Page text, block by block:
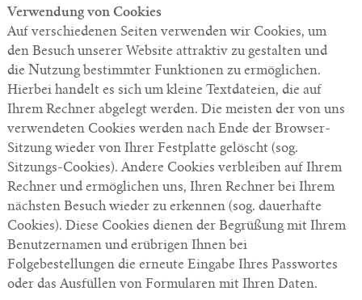
Verwendung von Cookies
Auf verschiedenen Seiten verwenden wir Cookies, um
den Besuch unserer Website attraktiv zu gestalten und
die Nutzung bestimmter Funktionen zu ermöglichen.
Hierbei handelt es sich um kleine Textdateien, die auf
Ihrem Rechner abgelegt werden. Die meisten der von uns
verwendeten Cookies werden nach Ende der Browser-
Sitzung wieder von Ihrer Festplatte gelöscht (sog.
Sitzungs-Cookies). Andere Cookies verbleiben auf Ihrem
Rechner und ermöglichen uns, Ihren Rechner bei Ihrem
nächsten Besuch wieder zu erkennen (sog. dauerhafte
Cookies). Diese Cookies dienen der Begrüßung mit Ihrem
Benutzernamen und erübrigen Ihnen bei
Folgebestellungen die erneute Eingabe Ihres Passwortes
oder das Ausfüllen von Formularen mit Ihren Daten.